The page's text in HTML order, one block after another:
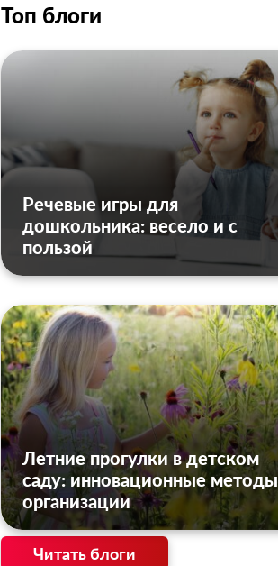
Топ блоги
Речевые игры для
дошкольника: весело и с
пользой
Летние прогулки в детском
саду: инновационные методы
организации
Читать блоги